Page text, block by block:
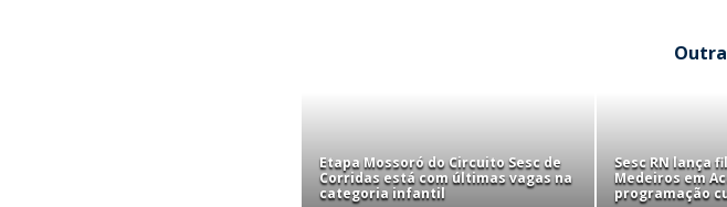
Etapa Mossoró do Circuito Sesc de
Corridas está com últimas vagas na
categoria infantil
Sesc RN lança
Medeiros em
programação